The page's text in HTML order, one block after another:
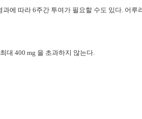
에 따라 6주간 투여가 필요할 수도 있다. 어루
대 400 mg 을 초과하지 않는다.